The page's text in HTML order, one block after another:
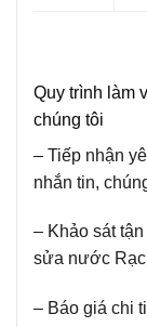
Quy trình làm
chúng tôi
– Tiếp nhận
nhắn tin,
– Khảo sát
sửa nước
– Báo giá chi